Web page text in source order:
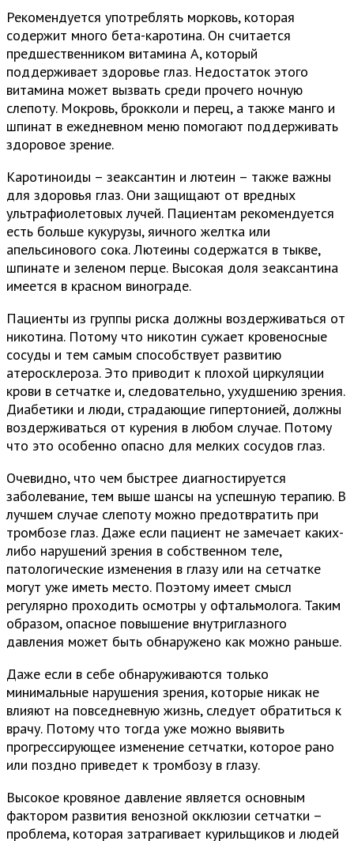
Рекомендуется употреблять морковь, которая
содержит много бета-каротина. Он считается
предшественником витамина А, который
поддерживает здоровье глаз. Недостаток этого
витамина может вызвать среди прочего ночную
слепоту. Мокровь, брокколи и перец, а также манго и
шпинат в ежедневном меню помогают поддерживать
здоровое зрение.
Каротиноиды – зеаксантин и лютеин – также важны
для здоровья глаз. Они защищают от вредных
ультрафиолетовых лучей. Пациентам рекомендуется
есть больше кукурузы, яичного желтка или
апельсинового сока. Лютеины содержатся в тыкве,
шпинате и зеленом перце. Высокая доля зеаксантина
имеется в красном винограде.
Пациенты из группы риска должны воздерживаться от
никотина. Потому что никотин сужает кровеносные
сосуды и тем самым способствует развитию
атеросклероза. Это приводит к плохой циркуляции
крови в сетчатке и, следовательно, ухудшению зрения.
Диабетики и люди, страдающие гипертонией, должны
воздерживаться от курения в любом случае. Потому
что это особенно опасно для мелких сосудов глаз.
Очевидно, что чем быстрее диагностируется
заболевание, тем выше шансы на успешную терапию. В
лучшем случае слепоту можно предотвратить при
тромбозе глаз. Даже если пациент не замечает каких-
либо нарушений зрения в собственном теле,
патологические изменения в глазу или на сетчатке
могут уже иметь место. Поэтому имеет смысл
регулярно проходить осмотры у офтальмолога. Таким
образом, опасное повышение внутриглазного
давления может быть обнаружено как можно раньше.
Даже если в себе обнаруживаются только
минимальные нарушения зрения, которые никак не
влияют на повседневную жизнь, следует обратиться к
врачу. Потому что тогда уже можно выявить
прогрессирующее изменение сетчатки, которое рано
или поздно приведет к тромбозу в глазу.
Высокое кровяное давление является основным
фактором развития венозной окклюзии сетчатки –
проблема, которая затрагивает курильщиков и людей